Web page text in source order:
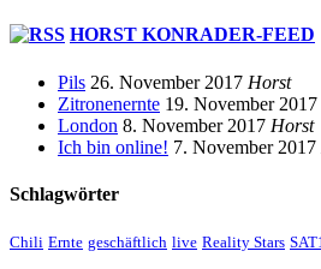
HORST KONRADER-FEED
Pils 26. November 2017 Horst
Zitronenernte 19. November 2017
London 8. November 2017 Horst
Ich bin online! 7. November 2017
Schlagwörter
Chili Ernte geschäftlich live Reality Stars